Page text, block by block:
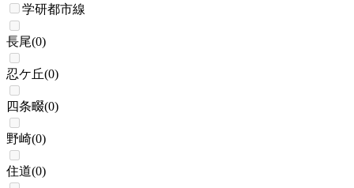
学研都市線
長尾(0)
忍ケ丘(0)
四条畷(0)
野崎(0)
住道(0)